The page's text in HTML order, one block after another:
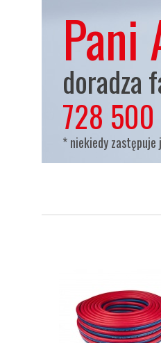
Pani
doradza
728
* niekiedy zastępuje